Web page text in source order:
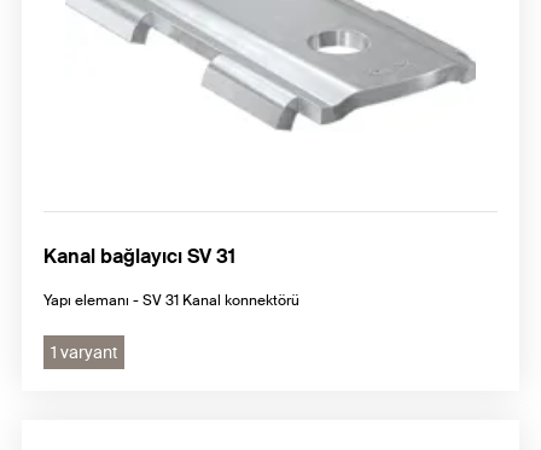
Kanal bağlayıcı SV 31
Yapı elemanı - SV 31 Kanal konnektörü
1 varyant